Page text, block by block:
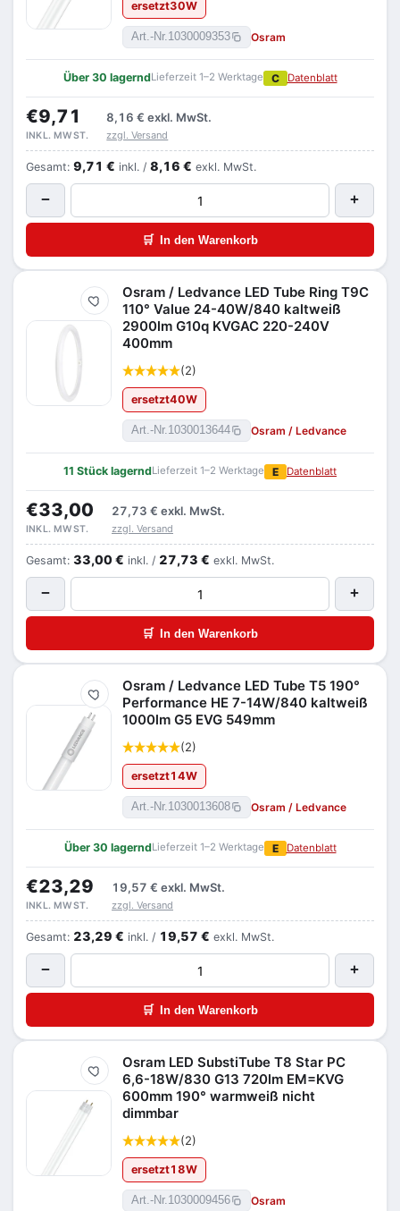
ersetzt30W
Art.-Nr.1030009353 Osram
Über 30 lagerndLieferzeit 1–2 Werktage C Datenblatt
€9,71 8,16 € exkl. MwSt.
INKL. MWST. zzgl. Versand
Gesamt: 9,71 € inkl. / 8,16 € exkl. MwSt.
− +
🛒 In den Warenkorb
Merken
Osram / Ledvance LED Tube Ring T9C
110° Value 24-40W/840 kaltweiß
2900lm G10q KVGAC 220-240V
400mm
(2)
ersetzt40W
Art.-Nr.1030013644 Osram / Ledvance
11 Stück lagerndLieferzeit 1–2 Werktage E Datenblatt
€33,00 27,73 € exkl. MwSt.
INKL. MWST. zzgl. Versand
Gesamt: 33,00 € inkl. / 27,73 € exkl. MwSt.
− +
🛒 In den Warenkorb
Merken
Osram / Ledvance LED Tube T5 190°
Performance HE 7-14W/840 kaltweiß
1000lm G5 EVG 549mm
(2)
ersetzt14W
Art.-Nr.1030013608 Osram / Ledvance
Über 30 lagerndLieferzeit 1–2 Werktage E Datenblatt
€23,29 19,57 € exkl. MwSt.
INKL. MWST. zzgl. Versand
Gesamt: 23,29 € inkl. / 19,57 € exkl. MwSt.
− +
🛒 In den Warenkorb
Merken
Osram LED SubstiTube T8 Star PC
6,6-18W/830 G13 720lm EM=KVG
600mm 190° warmweiß nicht
dimmbar
(2)
ersetzt18W
Art.-Nr.1030009456 Osram